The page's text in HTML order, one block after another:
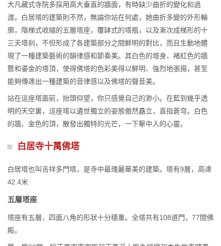
大凡藏式寺院多採用高大垂直的牆面，有時缺少曲折的變化和過
渡。白居塔的建築則不然，無論你站在何處，她曲折多變的外形輪
廓，階梯式收縮的五層塔座，覆缽式的塔瓶，以及漸次成梯形的十
三天塔刹，不但形成了各建築部分之間鮮明的對比，而且生動地體
現了一種建築藝術的韻律感和節奏美。其白色的塔身、褚紅色的牆
簷和鎏金的塔頂，使得佛塔的色彩美得以鮮明、強烈地張揚，甚至
能夠傳達出一種建築的音律感以及佛塔的聲音美。
站在這座塔面前，抬頭仰望，你只感覺自己的渺小。在藍到幾乎透
明的天空裏，這座塔以遺世獨立的姿態傲然矗立，直指蒼穹。白色
的牆、金色的頂，散發出獨特的光芒，一下擊中人的心靈。
白居寺十萬佛塔
白居塔也叫吉祥多門塔，是寺中最瑰麗華美的建築。塔有9層，高達
42.4米
五層塔座
塔座有五層，四面八角的形狀十分穩重。全塔共有108道門，77間佛
殿。